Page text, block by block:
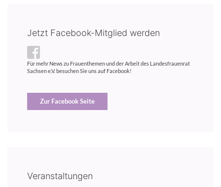
Jetzt Facebook-Mitglied werden
Für mehr News zu Frauenthemen und der Arbeit des Landesfrauenrat
Sachsen e.V. besuchen Sie uns auf Facebook!
Zur Facebook Seite
Veranstaltungen